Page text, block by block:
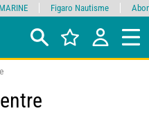
Figaro Nautisme